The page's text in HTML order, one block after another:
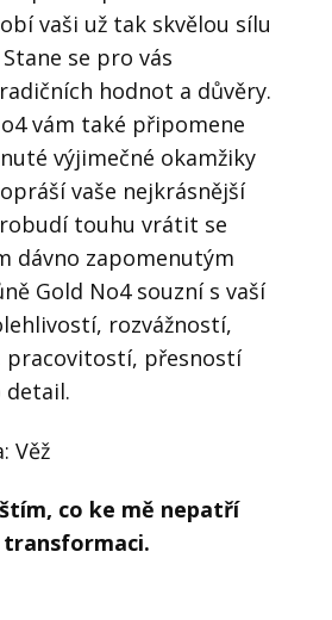
vaši už tak skvělou sílu
se pro vás
hodnot a důvěry.
vám také připomene
výjimečné okamžiky
vaše nejkrásnější
touhu vrátit se
dávno zapomenutým
Gold No4 souzní s vaší
rozvážností,
pracovitostí, přesností
detail.
Věž
co ke mě nepatří